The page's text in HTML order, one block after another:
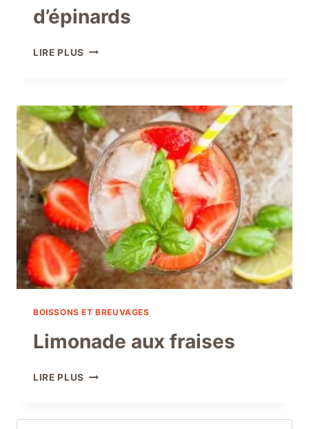
d’épinards
LIRE PLUS SALADE
D’ÉPINARDS
BOISSONS ET BREUVAGES
Limonade aux fraises
LIRE PLUS LIMONADE